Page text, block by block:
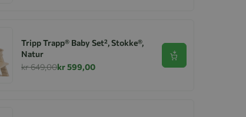
Tripp Trapp® Baby Set², Stokke®,
Natur
kr 649,00kr 599,00
Se produkt